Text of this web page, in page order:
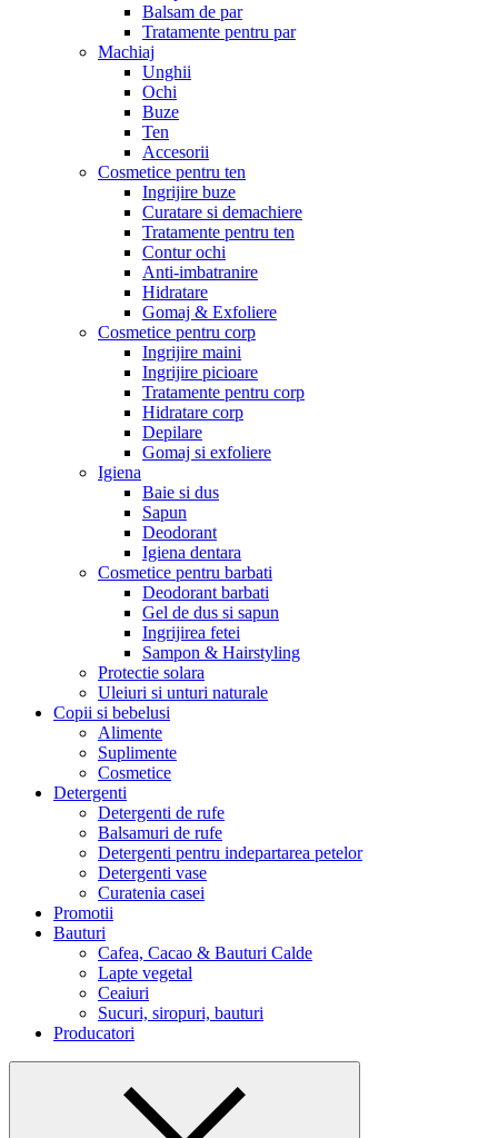
Balsam de par
Tratamente pentru par
Machiaj
Unghii
Ochi
Buze
Ten
Accesorii
Cosmetice pentru ten
Ingrijire buze
Curatare si demachiere
Tratamente pentru ten
Contur ochi
Anti-imbatranire
Hidratare
Gomaj & Exfoliere
Cosmetice pentru corp
Ingrijire maini
Ingrijire picioare
Tratamente pentru corp
Hidratare corp
Depilare
Gomaj si exfoliere
Igiena
Baie si dus
Sapun
Deodorant
Igiena dentara
Cosmetice pentru barbati
Deodorant barbati
Gel de dus si sapun
Ingrijirea fetei
Sampon & Hairstyling
Protectie solara
Uleiuri si unturi naturale
Copii si bebelusi
Alimente
Suplimente
Cosmetice
Detergenti
Detergenti de rufe
Balsamuri de rufe
Detergenti pentru indepartarea petelor
Detergenti vase
Curatenia casei
Promotii
Bauturi
Cafea, Cacao & Bauturi Calde
Lapte vegetal
Ceaiuri
Sucuri, siropuri, bauturi
Producatori